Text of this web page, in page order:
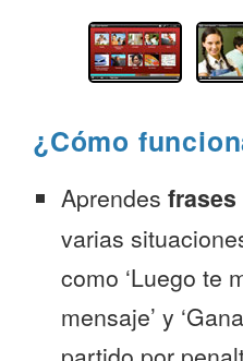
¿Cómo
Aprendes
varias
como ‘Luego te
mensaje’ y